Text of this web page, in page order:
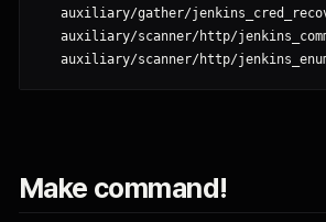
auxiliary/gather/
auxiliary/scanner/http/
Make command!